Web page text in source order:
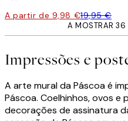
A partir de 9,98 €19,95 €
A MOSTRAR 36
Impressões e
A arte mural da Páscoa é
Páscoa. Coelhinhos, ovos e
decorações de assinatura